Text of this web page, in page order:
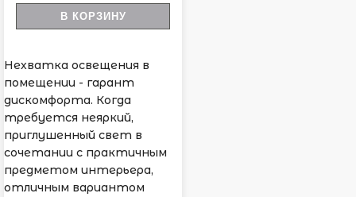
В КОРЗИНУ
Нехватка освещения в
помещении - гарант
дискомфорта. Когда
требуется неяркий,
приглушенный свет в
сочетании с практичным
предметом интерьера,
отличным вариантом